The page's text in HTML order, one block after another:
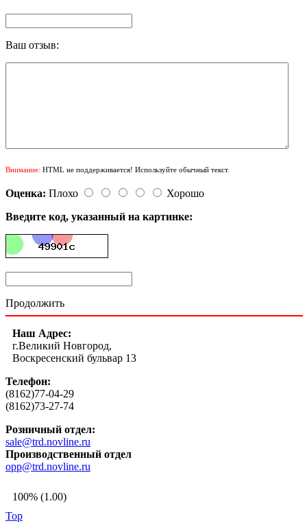
Ваш отзыв:
Внимание: HTML не поддерживается! Используйте обычный текст.
Оценка: Плохо
Хорошо
Введите код, указанный на картинке:
Продолжить
Наш Адрес:
г.Великий Новгород,
Воскресенский бульвар 13
Телефон:
(8162)77-04-29
(8162)73-27-74
Розничный отдел:
sale@trd.novline.ru
Производственный отдел
opp@trd.novline.ru
100% (1.00)
Top